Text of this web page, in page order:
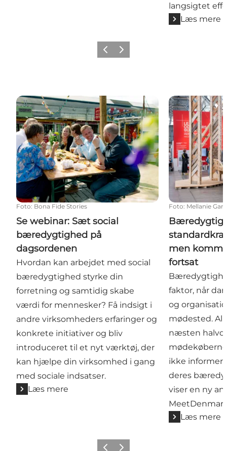
langsigtet
Læs mere
ForrigeNæste
Se webinar: Sæt social bæredygtighed på
Foto: Bona Fide Stories
Se webinar: Sæt social
bæredygtighed på
dagsordenen
Hvordan kan arbejdet med social
bæredygtighed styrke din
forretning og samtidig skabe
værdi for mennesker? Få indsigt i
andre virksomheders erfaringer og
konkrete initiativer og bliv
introduceret til et nyt værktøj, der
kan hjælpe din virksomhed i gang
med sociale indsatser.
Læs mere
Foto: Mellanie
men
fortsat
faktor, når
og
mødested.
næsten
ikke
deres
viser en ny
Læs mere